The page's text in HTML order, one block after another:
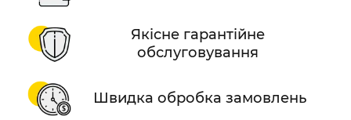
Якісне гарантійне
обслуговування
Швидка обробка замовлень